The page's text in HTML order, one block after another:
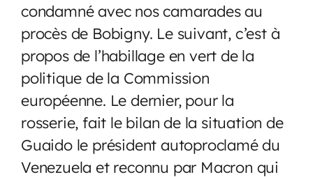
condamné avec nos camarades au
procès de Bobigny. Le suivant, c’est à
propos de l’habillage en vert de la
politique de la Commission
européenne. Le dernier, pour la
rosserie, fait le bilan de la situation de
Guaido le président autoproclamé du
Venezuela et reconnu par Macron qui